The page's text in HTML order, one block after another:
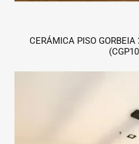
CERÁMICA PISO